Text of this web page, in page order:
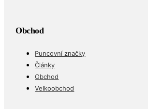
Obchod
Puncovní značky
Články
Obchod
Velkoobchod